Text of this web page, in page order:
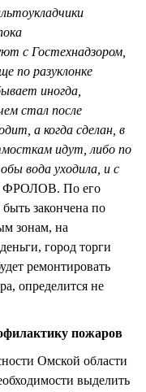
с Гостехнадзором,
по разуклонке
иногда,
стал после
а когда сделан, в
идут, либо по
вода уходила, и с
ФРОЛОВ. По его
закончена по
зонам, на
город торги
ремонтировать
определится не
пожаров
Омской области
выделить